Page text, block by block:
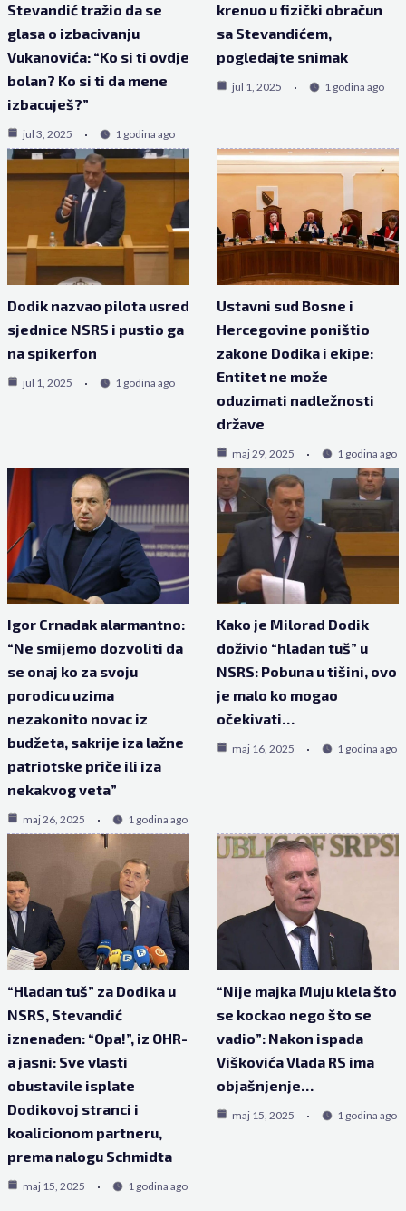
Stevandić tražio da se
glasa o izbacivanju
Vukanovića: “Ko si ti ovdje
bolan? Ko si ti da mene
izbacuješ?”
jul 3, 2025 1 godina ago
krenuo u fizički obračun
sa Stevandićem,
pogledajte snimak
jul 1, 2025 1 godina ago
Dodik nazvao pilota usred
sjednice NSRS i pustio ga
na spikerfon
jul 1, 2025 1 godina ago
Ustavni sud Bosne i
Hercegovine poništio
zakone Dodika i ekipe:
Entitet ne može
oduzimati nadležnosti
države
maj 29, 2025 1 godina ago
Igor Crnadak alarmantno:
“Ne smijemo dozvoliti da
se onaj ko za svoju
porodicu uzima
nezakonito novac iz
budžeta, sakrije iza lažne
patriotske priče ili iza
nekakvog veta”
maj 26, 2025 1 godina ago
Kako je Milorad Dodik
doživio “hladan tuš” u
NSRS: Pobuna u tišini, ovo
je malo ko mogao
očekivati…
maj 16, 2025 1 godina ago
“Hladan tuš” za Dodika u
NSRS, Stevandić
iznenađen: “Opa!”, iz OHR-
a jasni: Sve vlasti
obustavile isplate
Dodikovoj stranci i
koalicionom partneru,
prema nalogu Schmidta
maj 15, 2025 1 godina ago
“Nije majka Muju klela što
se kockao nego što se
vadio”: Nakon ispada
Viškovića Vlada RS ima
objašnjenje…
maj 15, 2025 1 godina ago